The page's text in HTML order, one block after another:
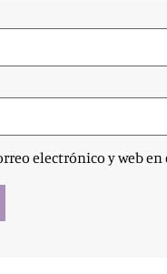
electrónico y web